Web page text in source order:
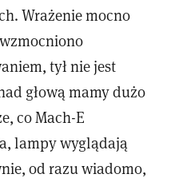
Wrażenie mocno
tył nie jest
głową mamy dużo
co Mach-E
lampy wyglądają
od razu wiadomo,